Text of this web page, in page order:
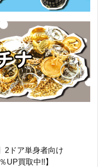
2ドア単身者向け
UP買取中!!】